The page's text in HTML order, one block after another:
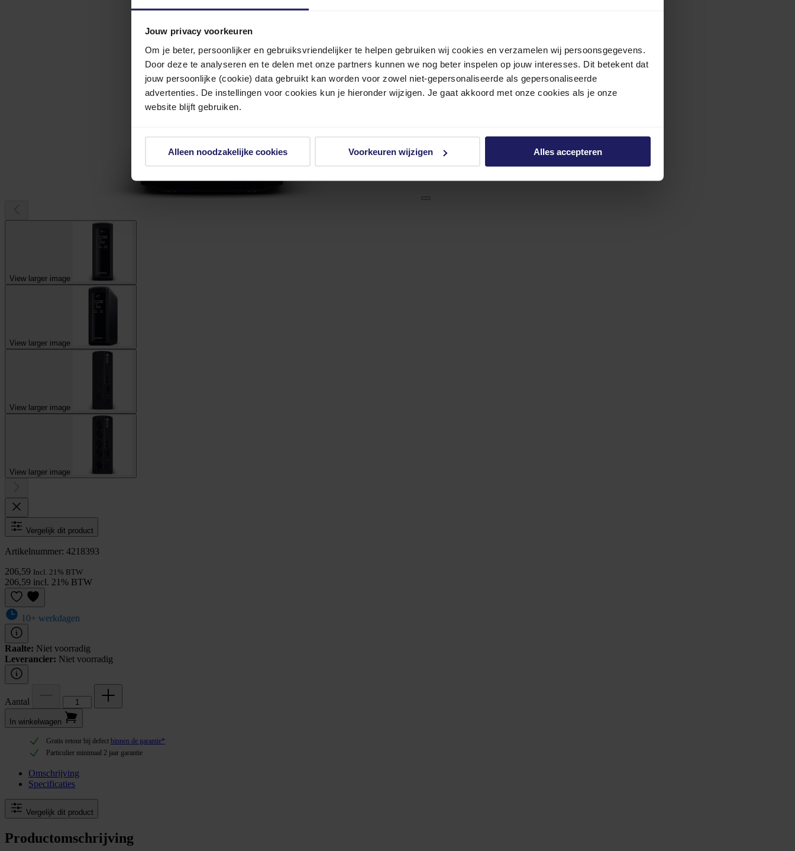
Jouw privacy voorkeuren
Om je beter, persoonlijker en gebruiksvriendelijker te helpen gebruiken wij cookies en verzamelen wij persoonsgegevens.
Door deze te analyseren en te delen met onze partners kunnen we nog beter inspelen op jouw interesses. Dit betekent dat
jouw persoonlijke (cookie) data gebruikt kan worden voor zowel niet-gepersonaliseerde als gepersonaliseerde
advertenties. De instellingen voor cookies kun je hieronder wijzigen. Je gaat akkoord met onze cookies als je onze
website blijft gebruiken.
Alleen noodzakelijke cookies Voorkeuren wijzigen Alles accepteren
View larger image
View larger image
View larger image
View larger image
Vergelijk dit product
Artikelnummer: 4218393
206,59 Incl. 21% BTW
206,59 incl. 21% BTW
10+ werkdagen
Raalte: Niet voorradig
Leverancier: Niet voorradig
Aantal
In winkel­wagen
Gratis retour bij defect binnen de garantie*
Particulier minimaal 2 jaar garantie
Omschrijving
Specificaties
Vergelijk dit product
Productomschrijving